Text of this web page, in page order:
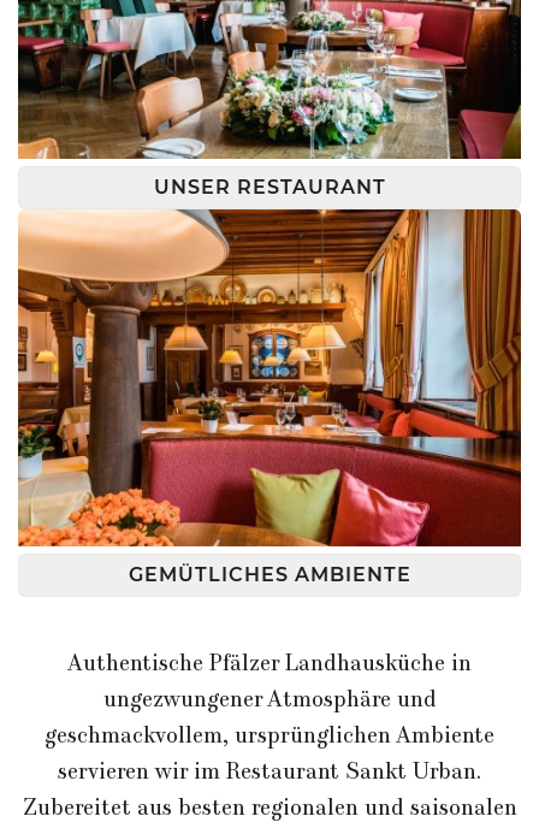
UNSER RESTAURANT
GEMÜTLICHES AMBIENTE
Authentische Pfälzer Landhausküche in
ungezwungener Atmosphäre und
geschmackvollem, ursprünglichen Ambiente
servieren wir im Restaurant Sankt Urban.
Zubereitet aus besten regionalen und saisonalen